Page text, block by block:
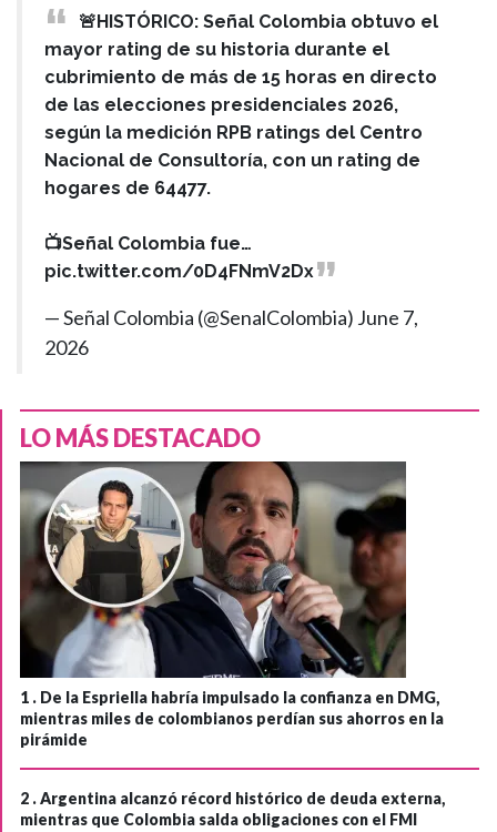
🚨HISTÓRICO: Señal Colombia obtuvo el
mayor rating de su historia durante el
cubrimiento de más de 15 horas en directo
de las elecciones presidenciales 2026,
según la medición RPB ratings del Centro
Nacional de Consultoría, con un rating de
hogares de 64477.
📺Señal Colombia fue…
pic.twitter.com/0D4FNmV2Dx
— Señal Colombia (@SenalColombia) June 7,
2026
LO MÁS DESTACADO
1 . De la Espriella habría impulsado la confianza en DMG,
mientras miles de colombianos perdían sus ahorros en la
pirámide
2 .Argentina alcanzó récord histórico de deuda externa,
mientras que Colombia salda obligaciones con el FMI